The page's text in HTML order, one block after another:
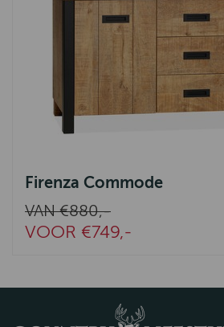
Firenza Commode
VAN €880,-
VOOR €749,-